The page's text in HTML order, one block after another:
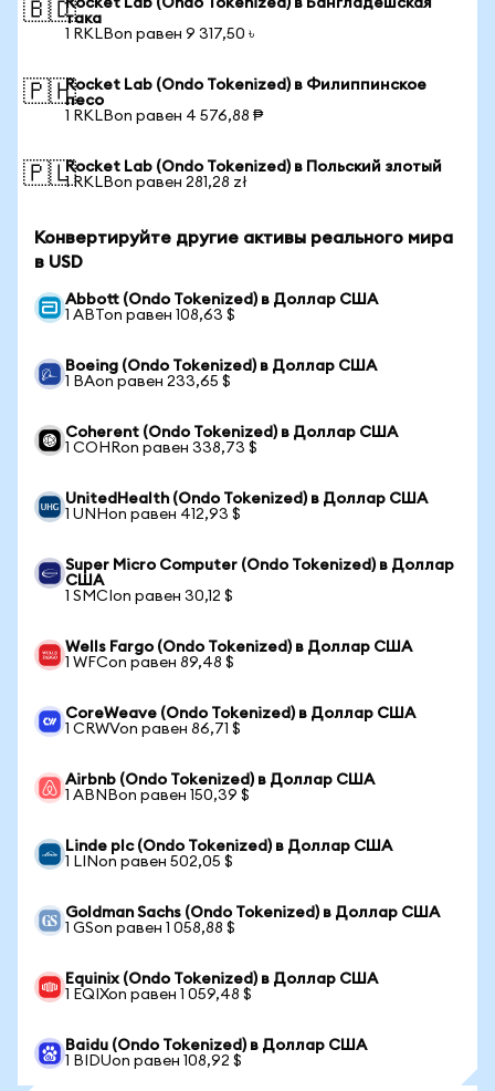
🇧🇩Rocket Lab (Ondo Tokenized) в Бангладешская
така
1 RKLBon равен 9 317,50 ৳
🇵🇭Rocket Lab (Ondo Tokenized) в Филиппинское
песо
1 RKLBon равен 4 576,88 ₱
🇵🇱Rocket Lab (Ondo Tokenized) в Польский злотый
1 RKLBon равен 281,28 zł
Конвертируйте другие активы реального мира
в USD
Abbott (Ondo Tokenized) в Доллар США
1 ABTon равен 108,63 $
Boeing (Ondo Tokenized) в Доллар США
1 BAon равен 233,65 $
Coherent (Ondo Tokenized) в Доллар США
1 COHRon равен 338,73 $
UnitedHealth (Ondo Tokenized) в Доллар США
1 UNHon равен 412,93 $
Super Micro Computer (Ondo Tokenized) в Доллар
США
1 SMCIon равен 30,12 $
Wells Fargo (Ondo Tokenized) в Доллар США
1 WFCon равен 89,48 $
CoreWeave (Ondo Tokenized) в Доллар США
1 CRWVon равен 86,71 $
Airbnb (Ondo Tokenized) в Доллар США
1 ABNBon равен 150,39 $
Linde plc (Ondo Tokenized) в Доллар США
1 LINon равен 502,05 $
Goldman Sachs (Ondo Tokenized) в Доллар США
1 GSon равен 1 058,88 $
Equinix (Ondo Tokenized) в Доллар США
1 EQIXon равен 1 059,48 $
Baidu (Ondo Tokenized) в Доллар США
1 BIDUon равен 108,92 $